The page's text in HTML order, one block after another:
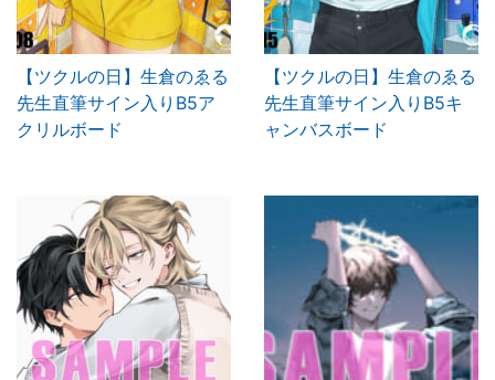
【ツクルの日】生倉のゑる
先生直筆サイン入りB5ア
クリルボード
【ツクルの日】生倉のゑる
先生直筆サイン入りB5キ
ャンバスボード